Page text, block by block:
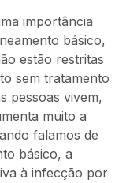
importância
básico,
estão restritas
sem tratamento
pessoas vivem,
muito a
falamos de
básico, a
à infecção por